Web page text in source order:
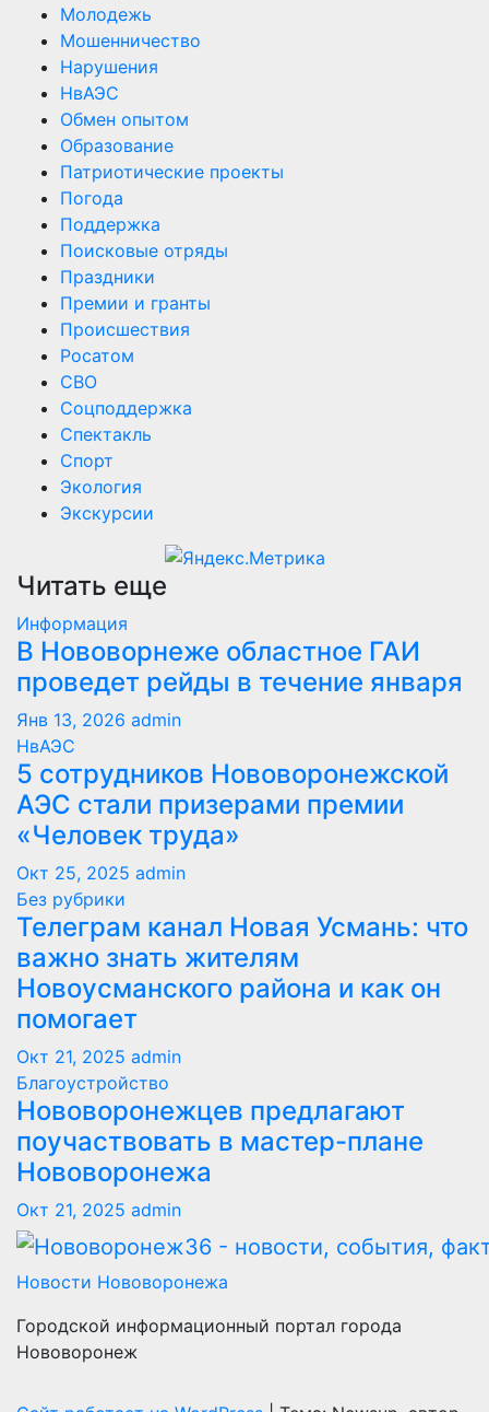
Молодежь
Мошенничество
Нарушения
НвАЭС
Обмен опытом
Образование
Патриотические проекты
Погода
Поддержка
Поисковые отряды
Праздники
Премии и гранты
Происшествия
Росатом
СВО
Соцподдержка
Спектакль
Спорт
Экология
Экскурсии
Читать еще
Информация
В Нововорнеже областное ГАИ
проведет рейды в течение января
Янв 13, 2026 admin
НвАЭС
5 сотрудников Нововоронежской
АЭС стали призерами премии
«Человек труда»
Окт 25, 2025 admin
Без рубрики
Телеграм канал Новая Усмань: что
важно знать жителям
Новоусманского района и как он
помогает
Окт 21, 2025 admin
Благоустройство
Нововоронежцев предлагают
поучаствовать в мастер-плане
Нововоронежа
Окт 21, 2025 admin
Новости Нововоронежа
Городской информационный портал города
Нововоронеж